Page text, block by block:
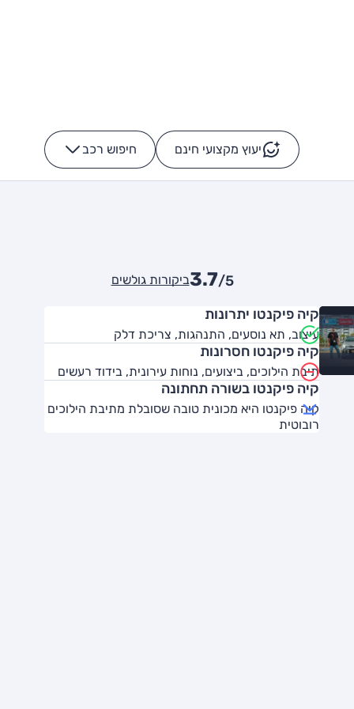
יעוץ מקצועי חינם חיפוש רכב -
3.7/5 ביקורות גולשים
קיה פיקנטו יתרונות
עיצוב, תא נוסעים, התנהגות, צריכת דלק
קיה פיקנטו חסרונות
תיבת הילוכים, ביצועים, נוחות עירונית, בידוד רעשים
קיה פיקנטו בשורה תחתונה
קיה פיקנטו היא מכונית טובה שסובלת מתיבת הילוכים
רובוטית